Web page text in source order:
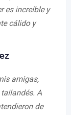
es increíble y
cálido y
amigas,
A
de